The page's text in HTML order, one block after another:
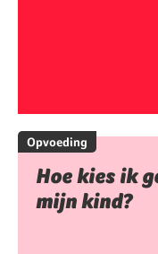
Opvoeding
Hoe kies ik
mijn kind?